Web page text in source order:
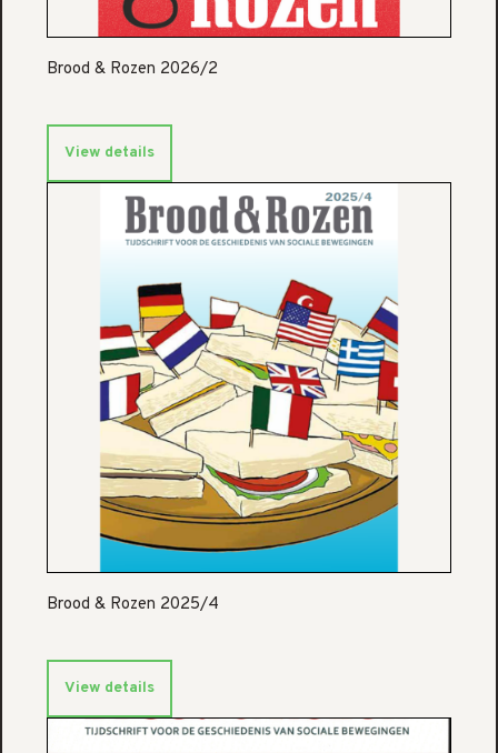
Brood & Rozen 2026/2
View details
Brood & Rozen 2025/4
View details